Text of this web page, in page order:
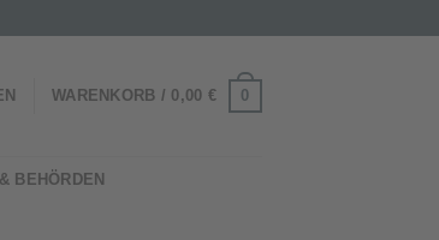
WARENKORB / 0,00 € 0
BEHÖRDEN